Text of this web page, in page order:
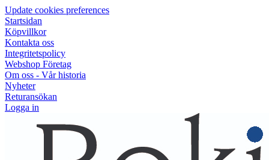
Update cookies preferences
Startsidan
Köpvillkor
Kontakta oss
Integritetspolicy
Webshop Företag
Om oss - Vår historia
Nyheter
Returansökan
Logga in